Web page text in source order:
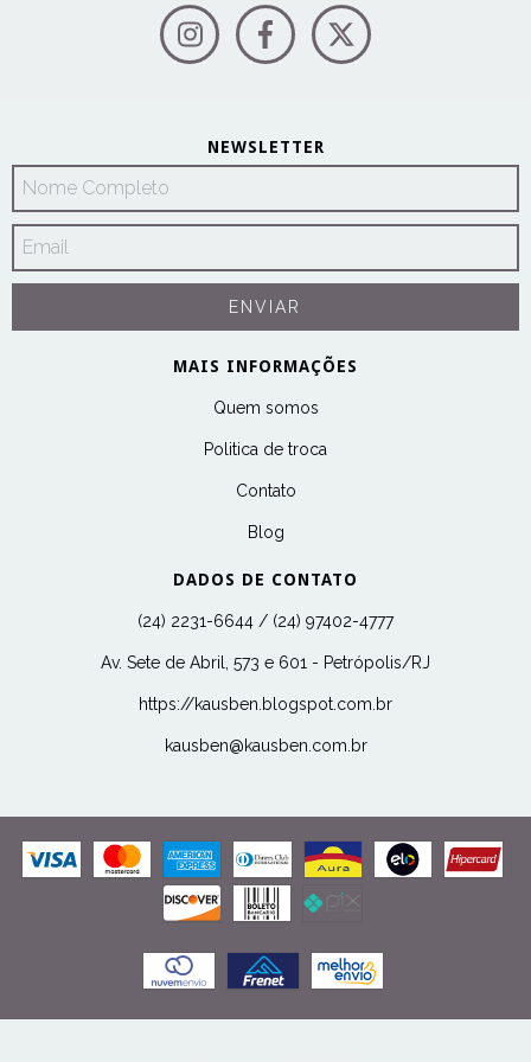
NEWSLETTER
MAIS INFORMAÇÕES
Quem somos
Politica de troca
Contato
Blog
DADOS DE CONTATO
(24) 2231-6644 / (24) 97402-4777
Av. Sete de Abril, 573 e 601 - Petrópolis/RJ
https://kausben.blogspot.com.br
kausben@kausben.com.br